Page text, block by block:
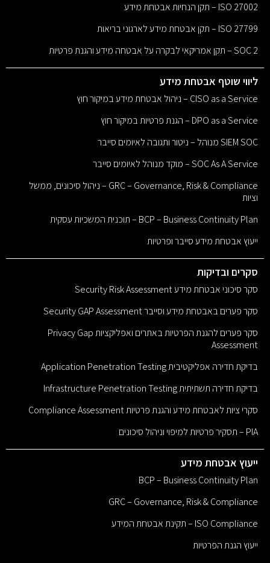
ISO 27002 – תקן הנחיות אבטחת מידע
ISO 27799 – תקן אבטחת מידע לארגוני בריאות
SOC 2 – תקן אמריקאי לבקרה על אבטחה מידע והגנת פרטיות
ליווי שוטף אבטחת מידע
CISO as a Service – ניהול אבטחת מידע במיקור חוץ
DPO as a Service – הגנת פרטיות במיקור חוץ
SIEM SOC מנוהל – ניטור ותגובה לאיומים סייבר
SOC As A Service – מוקד מנוהל לאיומים סייבר
GRC – Governance, Risk & Compliance – ניהול סיכונים, ממשל
וציות
BCP – Business Continuity Plan – תוכנית המשכיות עסקית
ייעוץ אבטחת מידע סייבר ופרטיות
סקרים ובדיקות
סקר סיכוני אבטחת מידע Security Risk Assessment
סקר פערים באבטחת מידע וסייבר Security GAP Assessment
סקר פערים להגנת הפרטיות באתרים ואפליקציות Privacy Gap
Assessment
בדיקת חדירה אפליקטיבית Application Penetration Testing
בדיקת חדירה תשתיתית Infrastructure Penetration Testing
סקרי ציות לאבטחת מידע והגנת פרטיות Compliance Assessment
PIA – תסקיר פרטיות למיפוי וניהול סיכונים
ייעוץ אבטחת מידע
BCP – Business Continuity Plan
GRC – Governance, Risk & Compliance
ISO Compliance – תקינת אבטחת המידע
ייעוץ הגנת הפרטיות